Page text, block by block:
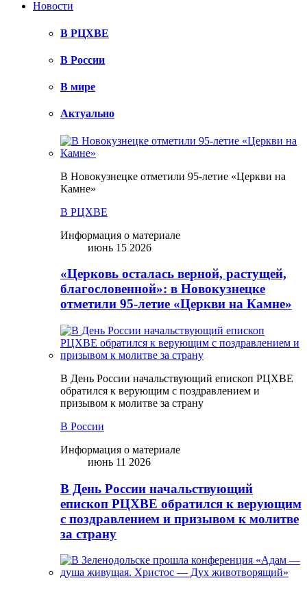
Новости
В РЦХВЕ
В России
В мире
Актуально
В Новокузнецке отметили 95-летие «Церкви на
Камне»
В РЦХВЕ
Информация о материале
июнь 15 2026
«Церковь осталась верной, растущей,
благословенной»: в Новокузнецке
отметили 95-летие «Церкви на Камне»
В День России начальствующий епископ РЦХВЕ
обратился к верующим с поздравлением и
призывом к молитве за страну
В России
Информация о материале
июнь 11 2026
В День России начальствующий
епископ РЦХВЕ обратился к верующим
с поздравлением и призывом к молитве
за страну